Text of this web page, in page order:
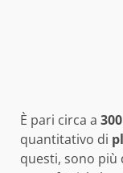
È pari circa a
quantitativo di
questi, sono più